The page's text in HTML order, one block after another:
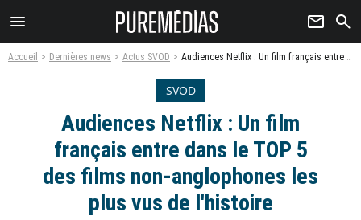
menu newsletter search
Accueil Dernières news Actus SVOD Audiences Netflix : Un film français entre dans le TOP 5 des films non-anglophones les plus vus de l'histoire
SVOD
Audiences Netflix : Un film
français entre dans le TOP 5
des films non-anglophones les
plus vus de l'histoire